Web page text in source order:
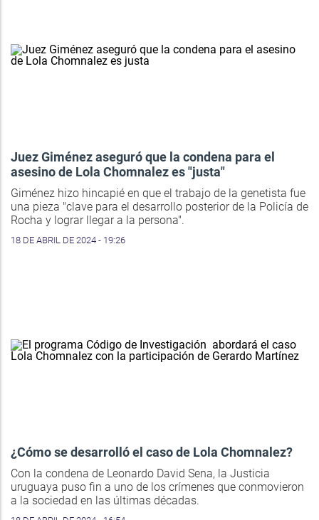
Juez Giménez aseguró que la condena para el
asesino de Lola Chomnalez es "justa"
Giménez hizo hincapié en que el trabajo de la genetista fue
una pieza "clave para el desarrollo posterior de la Policía de
Rocha y lograr llegar a la persona".
18 DE ABRIL DE 2024 - 19:26
¿Cómo se desarrolló el caso de Lola Chomnalez?
Con la condena de Leonardo David Sena, la Justicia
uruguaya puso fin a uno de los crímenes que conmovieron
a la sociedad en las últimas décadas.